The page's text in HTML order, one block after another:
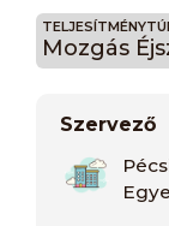
Mozgás
Szervező